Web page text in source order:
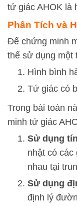
tứ giác AHOK là
Phân Tích và
Để chứng minh
thể sử dụng một
Hình bình
Tứ giác có
Trong bài toán
minh tứ giác
Sử dụng
nhật có
nhau tại
Sử dụng
định lý